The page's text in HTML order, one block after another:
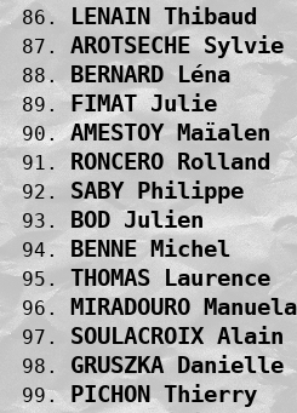
86. LENAIN
87. AROTSECHE
88. BERNARD
89. FIMAT Julie
90. AMESTOY
91. RONCERO
92. SABY
93. BOD Julien
94. BENNE
95. THOMAS
96. MIRADOURO
97.
98. GRUSZKA
99. PICHON